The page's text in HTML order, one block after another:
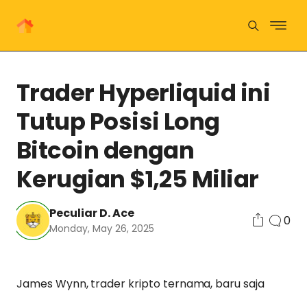
Trader Hyperliquid ini
Tutup Posisi Long
Bitcoin dengan
Kerugian $1,25 Miliar
Peculiar D. Ace
Monday, May 26, 2025
0
James Wynn, trader kripto ternama, baru saja